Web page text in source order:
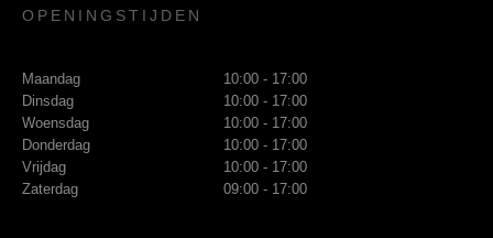
OPENINGSTIJDEN
Maandag
10:00 - 17:00
Dinsdag
10:00 - 17:00
Woensdag
10:00 - 17:00
Donderdag
10:00 - 17:00
Vrijdag
10:00 - 17:00
Zaterdag
09:00 - 17:00